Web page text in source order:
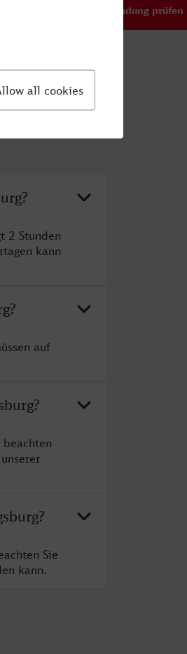
Verbindung prüfen
2 Stunden
kann
auf
Sie
kann.